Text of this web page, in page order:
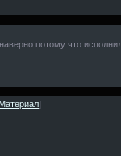
потому что
Материал]